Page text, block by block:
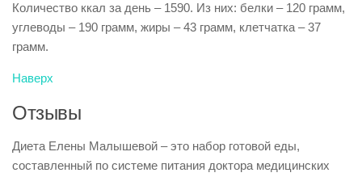
Количество ккал за день – 1590. Из них: белки – 120 грамм,
углеводы – 190 грамм, жиры – 43 грамм, клетчатка – 37
грамм.
Наверх
Отзывы
Диета Елены Малышевой – это набор готовой еды,
составленный по системе питания доктора медицинских